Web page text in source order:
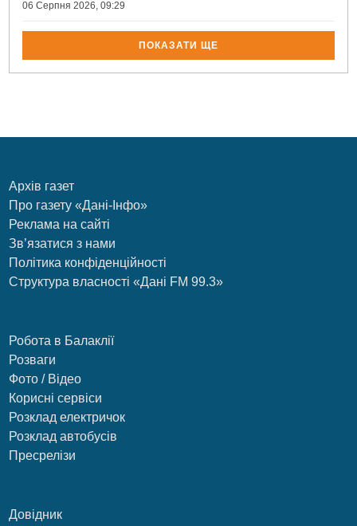
06 Серпня 2026, 09:29
ПОКАЗАТИ ЩЕ
Архів газет
Про газету «Дані-Інфо»
Реклама на сайті
Зв’язатися з нами
Політика конфіденційності
Структура власності «Дані FM 99.3»
Робота в Балаклії
Розваги
Фото / Відео
Корисні сервіси
Розклад електричок
Розклад автобусів
Пресрелізи
Довідник